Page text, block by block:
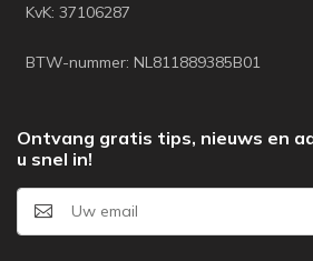
KvK: 37106287
BTW-nummer: NL811889385B01
Ontvang gratis tips, nieuws en
u snel in!